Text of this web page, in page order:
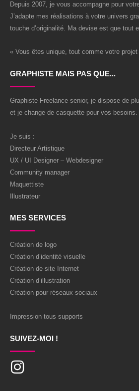
Depuis 2007, je vous accompagne pour
J’adapte mes réalisations à votre univers
touche d’originalité. Ma devise est que tout
« Vous êtes unique, tout comme votre
GRAPHISTE MAIS PAS QUE...
Graphiste Freelance senior, je dispose de
et je change de casquette pour vos besoins.
Je suis :
Directeur Artistique
UX / UI Designer – Webdesigner
Community manager
Maquettiste
Illustrateur
MES SERVICES
Création de logo
Création d’identité visuelle
Création de site Internet
Création d’illustration
Création pour réseaux sociaux
Impression tous supports
SUIVEZ-MOI !